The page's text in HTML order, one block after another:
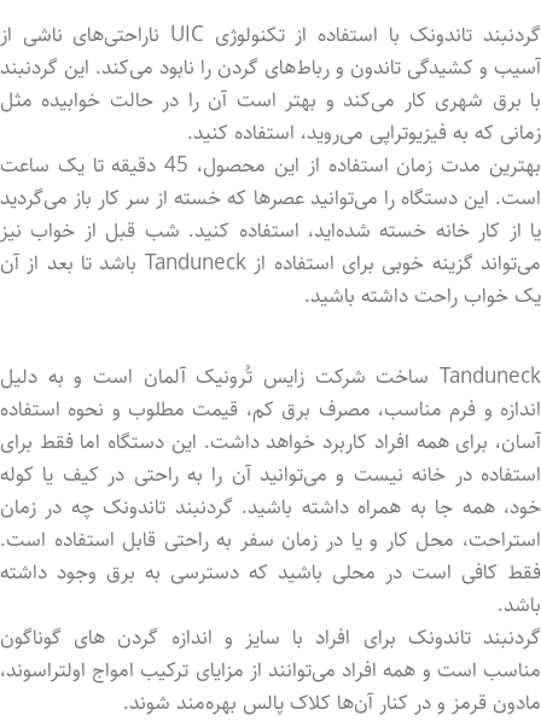
گردنبند تاندونک با استفاده از تکنولوژی UIC ناراحتی‌های ناشی از
آسیب‌ و کشیدگی تاندون و رباط‌های گردن را نابود می‌کند. این گردنبند
با برق شهری کار می‌کند و بهتر است آن را در حالت خوابیده مثل
زمانی که به فیزیوتراپی می‌روید، استفاده کنید.
بهترین مدت زمان استفاده از این محصول، 45 دقیقه تا یک ساعت
است. این دستگاه را می‌توانید عصرها که خسته از سر کار باز می‌گردید
یا از کار خانه خسته شده‌اید، استفاده کنید. شب قبل از خواب نیز
می‌تواند گزینه خوبی برای استفاده از Tanduneck باشد تا بعد از آن
یک خواب راحت داشته باشید.
Tanduneck ساخت شرکت زایس تُرونیک آلمان است و به دلیل
اندازه و فرم مناسب، مصرف برق کم، قیمت مطلوب و نحوه استفاده
آسان، برای همه افراد کاربرد خواهد داشت. این دستگاه اما فقط برای
استفاده در خانه نیست و می‌توانید آن را به راحتی در کیف یا کوله
خود، همه جا به همراه داشته باشید. گردنبند تاندونک چه در زمان
استراحت، محل کار و یا در زمان سفر به راحتی قابل استفاده است.
فقط کافی است در محلی باشید که دسترسی به برق وجود داشته
باشد.
گردنبند تاندونک برای افراد با سایز و اندازه گردن های گوناگون
مناسب است و همه افراد می‌توانند از مزایای ترکیب امواج اولتراسوند،
مادون قرمز و در کنار آن‌ها کلاک پالس بهره‌مند شوند.